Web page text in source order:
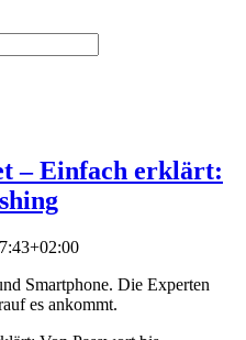
– Einfach erklärt:
Smartphone. Die Experten
es ankommt.